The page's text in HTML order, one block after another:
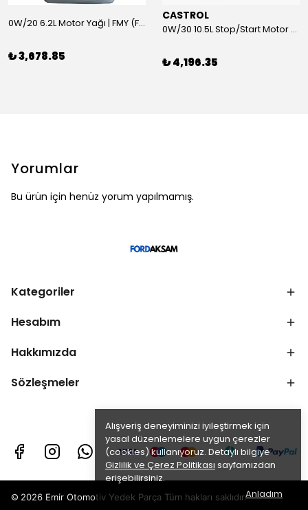
Alışveriş deneyiminizi iyileştirmek için
yasal düzenlemelere uygun çerezler
(cookies) kullanıyoruz. Detaylı bilgiye
Gizlilik ve Çerez Politikası sayfamızdan
erişebilirsiniz.
Anladım
0W/20 6.2L Motor Yağı | FMY (Ford Motor Yağları)
₺ 3,678.85
CASTROL
0W/30 10.5L Stop/Start Motor Yağı | CASTROL
₺ 4,196.35
Yorumlar
Bu ürün için henüz yorum yapılmamış.
Kategoriler
Hesabım
Hakkımızda
Sözleşmeler
© 2026 Emir Otomotiv Yedek Parça Tüm hakları saklıdır.